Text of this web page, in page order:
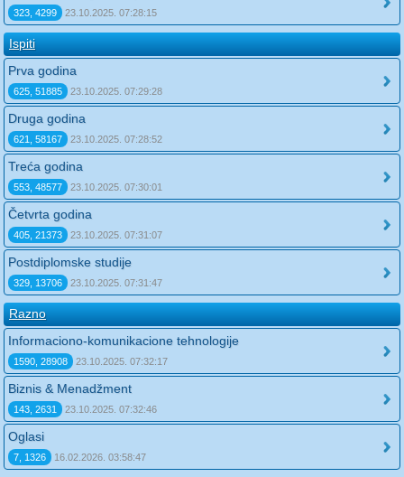
323, 4299 23.10.2025. 07:28:15
Ispiti
Prva godina
625, 51885 23.10.2025. 07:29:28
Druga godina
621, 58167 23.10.2025. 07:28:52
Treća godina
553, 48577 23.10.2025. 07:30:01
Četvrta godina
405, 21373 23.10.2025. 07:31:07
Postdiplomske studije
329, 13706 23.10.2025. 07:31:47
Razno
Informaciono-komunikacione tehnologije
1590, 28908 23.10.2025. 07:32:17
Biznis & Menadžment
143, 2631 23.10.2025. 07:32:46
Oglasi
7, 1326 16.02.2026. 03:58:47